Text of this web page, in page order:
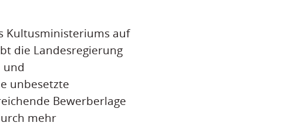
Kultusministeriums auf
die Landesregierung
und
unbesetzte
Bewerberlage
mehr